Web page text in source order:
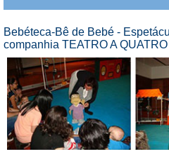
Bebéteca-Bê de Bebé -
companhia TEATRO A QUATRO